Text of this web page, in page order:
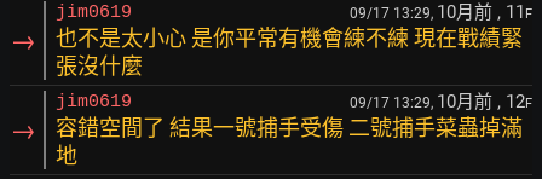
→
jim0619 09/17 13:29, 10月前 , 11 F
也不是太小心 是你平常有機會練不練 現在戰績緊
張沒什麼
→
jim0619 09/17 13:29, 10月前 , 12F
容錯空間了 結果一號捕手受傷 二號捕手菜蟲掉滿
地